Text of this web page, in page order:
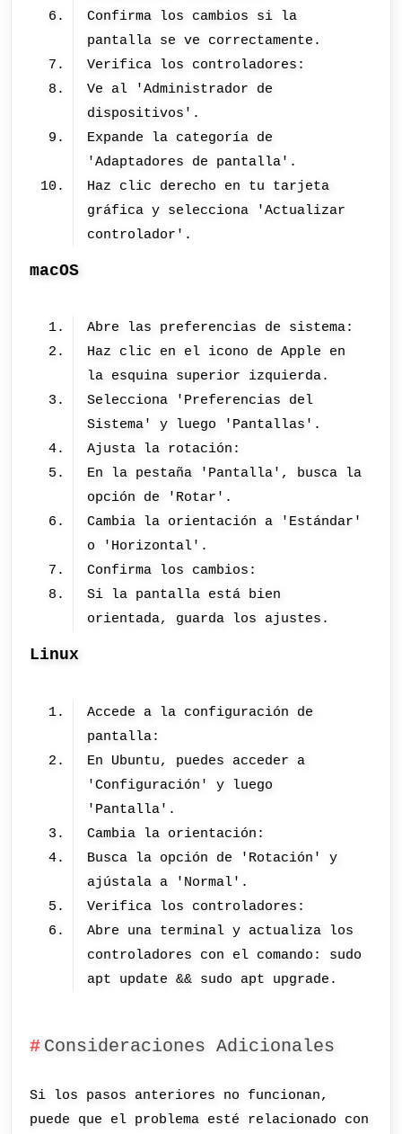
Confirma los cambios si la
pantalla se ve correctamente.
Verifica los controladores:
Ve al 'Administrador de
dispositivos'.
Expande la categoría de
'Adaptadores de pantalla'.
Haz clic derecho en tu tarjeta
gráfica y selecciona 'Actualizar
controlador'.
macOS
Abre las preferencias de sistema:
Haz clic en el icono de Apple en
la esquina superior izquierda.
Selecciona 'Preferencias del
Sistema' y luego 'Pantallas'.
Ajusta la rotación:
En la pestaña 'Pantalla', busca la
opción de 'Rotar'.
Cambia la orientación a 'Estándar'
o 'Horizontal'.
Confirma los cambios:
Si la pantalla está bien
orientada, guarda los ajustes.
Linux
Accede a la configuración de
pantalla:
En Ubuntu, puedes acceder a
'Configuración' y luego
'Pantalla'.
Cambia la orientación:
Busca la opción de 'Rotación' y
ajústala a 'Normal'.
Verifica los controladores:
Abre una terminal y actualiza los
controladores con el comando: sudo
apt update && sudo apt upgrade.
Consideraciones Adicionales
Si los pasos anteriores no funcionan,
puede que el problema esté relacionado con